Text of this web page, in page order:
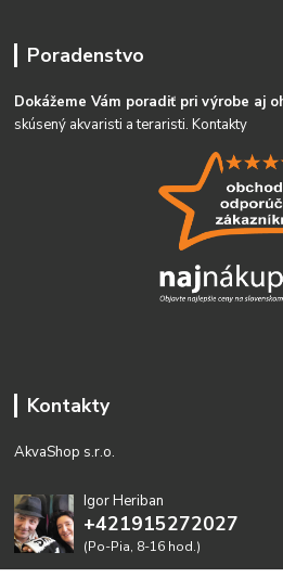
Poradenstvo
Dokážeme Vám poradiť pri výrobe aj
skúsený akvaristi a teraristi.Kontakty
Kontakty
AkvaShop s.r.o.
Igor Heriban
+421915272027
(Po-Pia, 8-16 hod.)